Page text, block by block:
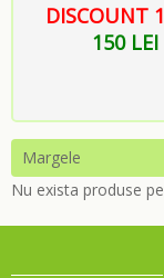
DISCOUNT
150
Margele
Nu exista produse